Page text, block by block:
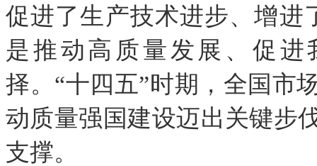
促进了生产技术进步、增进
是推动高质量发展、促
择。“十四五”时期，全国市
动质量强国建设迈出关键步
支撑。